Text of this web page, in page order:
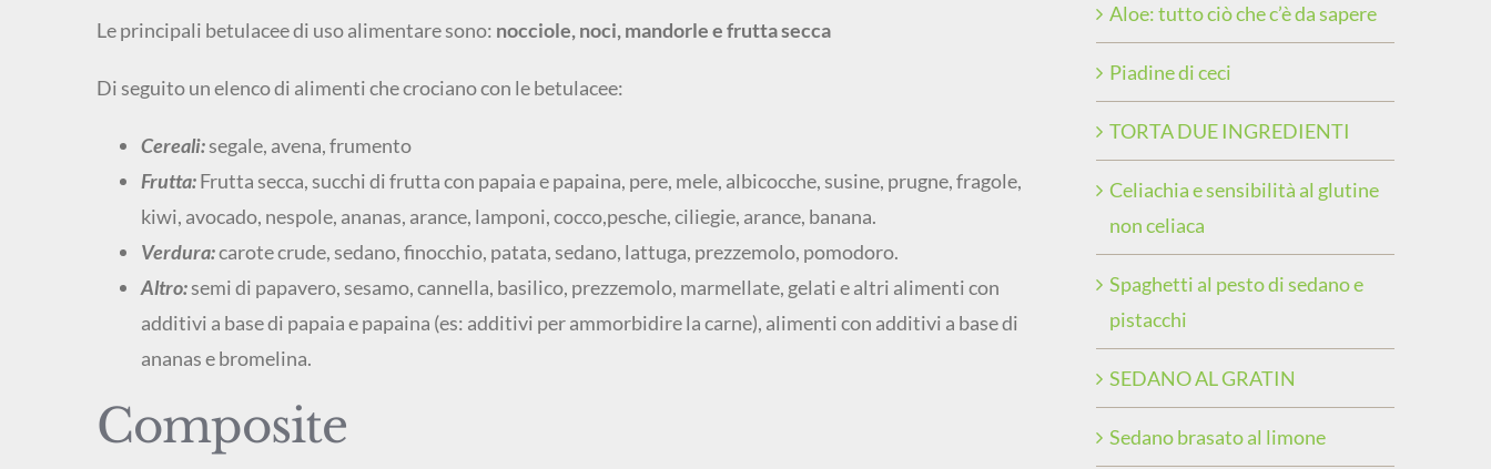
Le principali betulacee di uso alimentare sono: nocciole, noci, mandorle e frutta secca
Di seguito un elenco di alimenti che crociano con le betulacee:
Cereali:segale, avena, frumento
Frutta:Frutta secca, succhi di frutta con papaia e papaina, pere, mele, albicocche, susine, prugne, fragole,
kiwi, avocado, nespole, ananas, arance, lamponi, cocco,pesche, ciliegie, arance, banana.
Verdura:carote crude, sedano, finocchio, patata, sedano, lattuga, prezzemolo, pomodoro.
Altro:semi di papavero, sesamo, cannella, basilico, prezzemolo, marmellate, gelati e altri alimenti con
additivi a base di papaia e papaina (es: additivi per ammorbidire la carne), alimenti con additivi a base di
ananas e bromelina.
Composite
Aloe: tutto ciò che c’è da sapere
Piadine di ceci
TORTA DUE INGREDIENTI
Celiachia e sensibilità al glutine
non celiaca
Spaghetti al pesto di sedano e
pistacchi
SEDANO AL GRATIN
Sedano brasato al limone